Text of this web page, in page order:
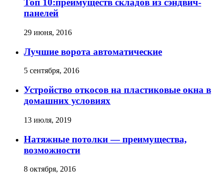
Топ 10:преимуществ складов из сэндвич-
панелей
29 июня, 2016
Лучшие ворота автоматические
5 сентября, 2016
Устройство откосов на пластиковые окна в
домашних условиях
13 июля, 2019
Натяжные потолки — преимущества,
возможности
8 октября, 2016